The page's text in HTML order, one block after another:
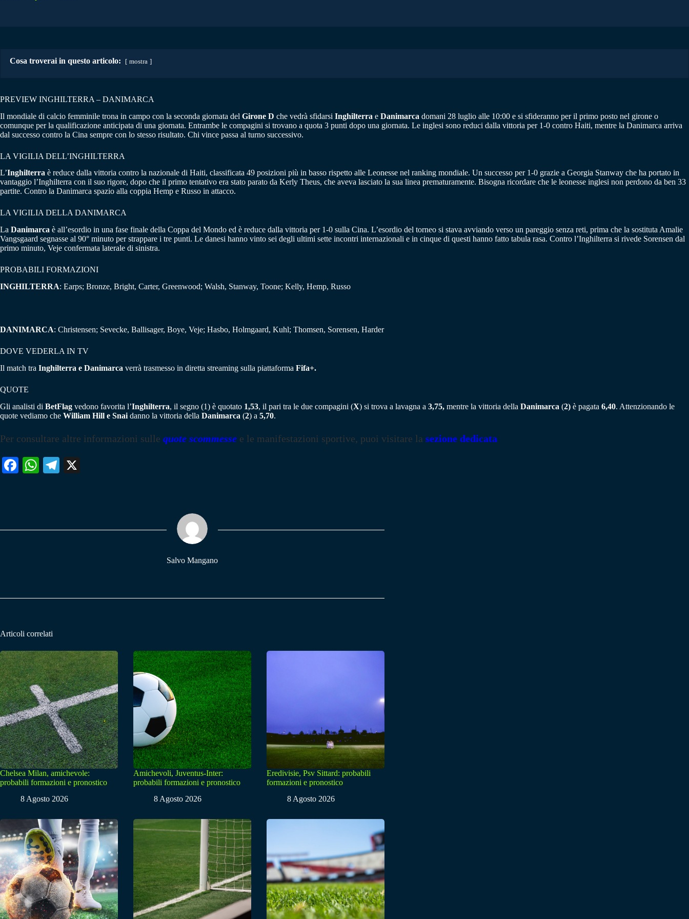
Cosa troverai in questo articolo: mostra
PREVIEW INGHILTERRA – DANIMARCA
Il mondiale di calcio femminile trona in campo con la seconda giornata del Girone D che vedrà sfidarsi Inghilterra e Danimarca domani 28 luglio alle 10:00 e si sfideranno per il primo posto nel girone o
comunque per la qualificazione anticipata di una giornata. Entrambe le compagini si trovano a quota 3 punti dopo una giornata. Le inglesi sono reduci dalla vittoria per 1-0 contro Haiti, mentre la Danimarca arriva
dal successo contro la Cina sempre con lo stesso risultato. Chi vince passa al turno successivo.
LA VIGILIA DELL’INGHILTERRA
L’Inghilterra è reduce dalla vittoria contro la nazionale di Haiti, classificata 49 posizioni più in basso rispetto alle Leonesse nel ranking mondiale. Un successo per 1-0 grazie a Georgia Stanway che ha portato in
vantaggio l’Inghilterra con il suo rigore, dopo che il primo tentativo era stato parato da Kerly Theus, che aveva lasciato la sua linea prematuramente. Bisogna ricordare che le leonesse inglesi non perdono da ben 33
partite. Contro la Danimarca spazio alla coppia Hemp e Russo in attacco.
LA VIGILIA DELLA DANIMARCA
La Danimarca è all’esordio in una fase finale della Coppa del Mondo ed è reduce dalla vittoria per 1-0 sulla Cina. L’esordio del torneo si stava avviando verso un pareggio senza reti, prima che la sostituta Amalie
Vangsgaard segnasse al 90° minuto per strappare i tre punti. Le danesi hanno vinto sei degli ultimi sette incontri internazionali e in cinque di questi hanno fatto tabula rasa. Contro l’Inghilterra si rivede Sorensen dal
primo minuto, Veje confermata laterale di sinistra.
PROBABILI FORMAZIONI
INGHILTERRA: Earps; Bronze, Bright, Carter, Greenwood; Walsh, Stanway, Toone; Kelly, Hemp, Russo
DANIMARCA: Christensen; Sevecke, Ballisager, Boye, Veje; Hasbo, Holmgaard, Kuhl; Thomsen, Sorensen, Harder
DOVE VEDERLA IN TV
Il match tra Inghilterra e Danimarca verrà trasmesso in diretta streaming sulla piattaforma Fifa+.
QUOTE
Gli analisti di BetFlag vedono favorita l’Inghilterra, il segno (1) è quotato 1,53, il pari tra le due compagini (X) si trova a lavagna a 3,75, mentre la vittoria della Danimarca (2) è pagata 6,40. Attenzionando le
quote vediamo che William Hill e Snai danno la vittoria della Danimarca (2) a 5,70.
Per consultare altre informazioni sulle quote scommesse e le manifestazioni sportive, puoi visitare la sezione dedicata
Fa W
pp
Te
m
Salvo Mangano
Articoli correlati
Chelsea Milan, amichevole:
probabili formazioni e pronostico
8 Agosto 2026
Amichevoli, Juventus-Inter:
probabili formazioni e pronostico
8 Agosto 2026
Eredivisie, Psv Sittard: probabili
formazioni e pronostico
8 Agosto 2026